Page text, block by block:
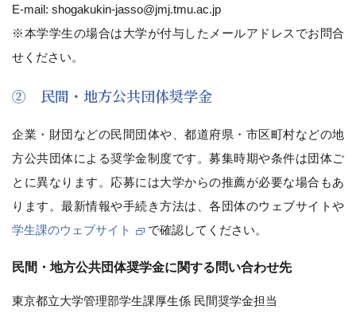
E-mail: shogakukin-jasso@jmj.tmu.ac.jp
※本学学生の場合は大学が付与したメールアドレスでお問合
せください。
② 民間・地方公共団体奨学金
企業・財団などの民間団体や、都道府県・市区町村などの地
方公共団体による奨学金制度です。募集時期や条件は団体ご
とに異なります。応募には大学からの推薦が必要な場合もあ
ります。最新情報や手続き方法は、各団体のウェブサイトや
学生課のウェブサイト
で確認してください。
民間・地方公共団体奨学金に関する問い合わせ先
東京都立大学管理部学生課厚生係 民間奨学金担当